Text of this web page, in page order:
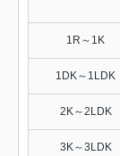
1R～1K
1DK～1LDK
2K～2LDK
3K～3LDK